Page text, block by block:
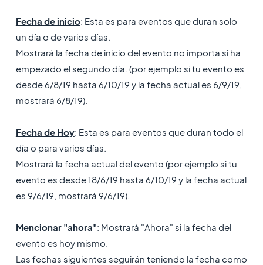
Fecha de inicio: Esta es para eventos que duran solo
un día o de varios días.
Mostrará la fecha de inicio del evento no importa si ha
empezado el segundo día. (por ejemplo si tu evento es
desde 6/8/19 hasta 6/10/19 y la fecha actual es 6/9/19,
mostrará 6/8/19).
Fecha de Hoy: Esta es para eventos que duran todo el
día o para varios días.
Mostrará la fecha actual del evento (por ejemplo si tu
evento es desde 18/6/19 hasta 6/10/19 y la fecha actual
es 9/6/19, mostrará 9/6/19).
Mencionar "ahora": Mostrará "Ahora" si la fecha del
evento es hoy mismo.
Las fechas siguientes seguirán teniendo la fecha como